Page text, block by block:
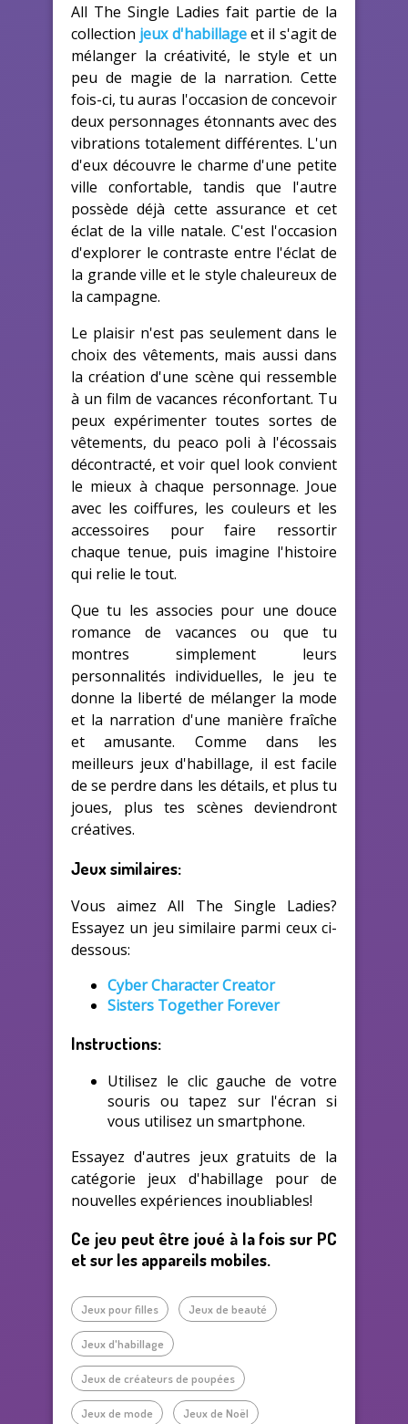
All The Single Ladies fait partie de la
collection jeux d'habillageet il s'agit de
mélanger la créativité, le style et un
peu de magie de la narration. Cette
fois-ci, tu auras l'occasion de concevoir
deux personnages étonnants avec des
vibrations totalement différentes. L'un
d'eux découvre le charme d'une petite
ville confortable, tandis que l'autre
possède déjà cette assurance et cet
éclat de la ville natale. C'est l'occasion
d'explorer le contraste entre l'éclat de
la grande ville et le style chaleureux de
la campagne.
Le plaisir n'est pas seulement dans le
choix des vêtements, mais aussi dans
la création d'une scène qui ressemble
à un film de vacances réconfortant. Tu
peux expérimenter toutes sortes de
vêtements, du peaco poli à l'écossais
décontracté, et voir quel look convient
le mieux à chaque personnage. Joue
avec les coiffures, les couleurs et les
accessoires pour faire ressortir
chaque tenue, puis imagine l'histoire
qui relie le tout.
Que tu les associes pour une douce
romance de vacances ou que tu
montres simplement leurs
personnalités individuelles, le jeu te
donne la liberté de mélanger la mode
et la narration d'une manière fraîche
et amusante. Comme dans les
meilleurs jeux d'habillage, il est facile
de se perdre dans les détails, et plus tu
joues, plus tes scènes deviendront
créatives.
Jeux similaires:
Vous aimez All The Single Ladies?
Essayez un jeu similaire parmi ceux ci-
dessous:
Cyber Character Creator
Sisters Together Forever
Instructions:
Utilisez le clic gauche de votre
souris ou tapez sur l'écran si
vous utilisez un smartphone.
Essayez d'autres jeux gratuits de la
catégorie jeux d'habillage pour de
nouvelles expériences inoubliables!
Ce jeu peut être joué à la fois sur PC
et sur les appareils mobiles.
Jeux pour filles Jeux de beauté
Jeux d'habillage
Jeux de créateurs de poupées
Jeux de mode Jeux de Noël